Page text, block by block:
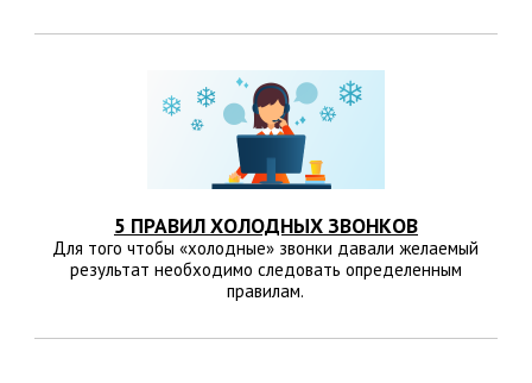
5 ПРАВИЛ ХОЛОДНЫХ ЗВОНКОВ
Для того чтобы «холодные» звонки давали желаемый
результат необходимо следовать определенным
правилам.